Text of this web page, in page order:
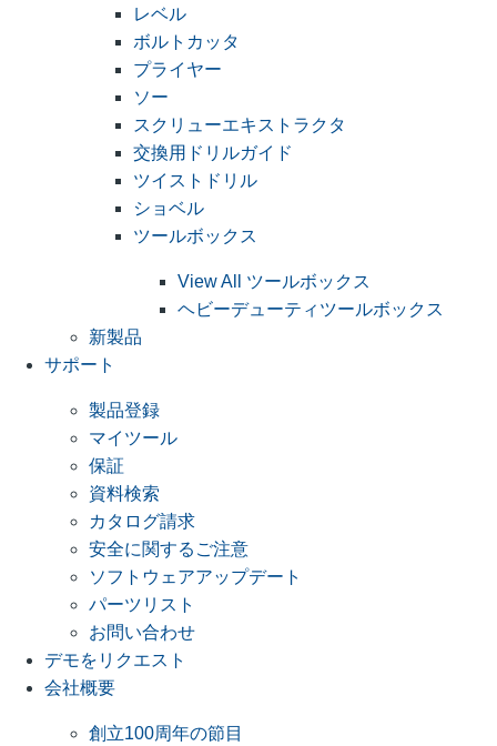
レベル
ボルトカッタ
プライヤー
ソー
スクリューエキストラクタ
交換用ドリルガイド
ツイストドリル
ショベル
ツールボックス
View All ツールボックス
ヘビーデューティツールボックス
新製品
サポート
製品登録
マイツール
保証
資料検索
カタログ請求
安全に関するご注意
ソフトウェアアップデート
パーツリスト
お問い合わせ
デモをリクエスト
会社概要
創立100周年の節目